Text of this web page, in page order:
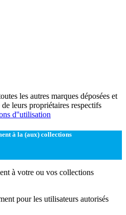
les autres marques déposées et
leurs propriétaires respectifs
d''utilisation
à la (aux) collections
à votre ou vos collections
pour les utilisateurs autorisés